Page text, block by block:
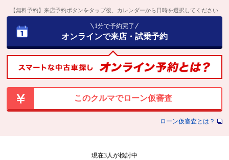
【無料予約】来店予約ボタンをタップ後、カレンダーから日時を選択してください
1分で予約完了
オンラインで来店・試乗予約
このクルマでローン仮審査
ローン仮審査とは？
現在3人が検討中